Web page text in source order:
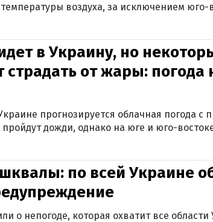
воздуха, за исключением юго-
в Украину, но
страдать от жары: погода
прогнозируется облачная погода с
дожди, однако на юге и юго-
по всей Украине
о непогоде, которая охватит все